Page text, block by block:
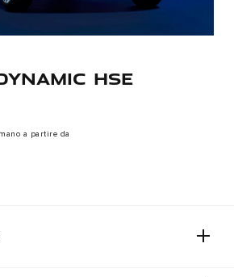
HSE
a partire da